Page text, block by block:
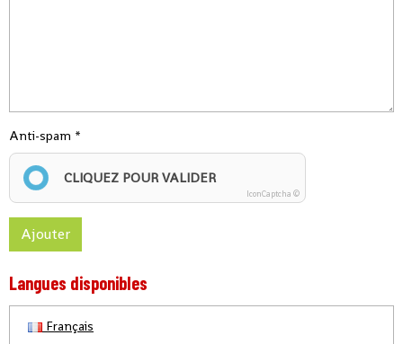
Anti-spam
CLIQUEZ POUR VALIDER
IconCaptcha ©
Ajouter
Langues disponibles
Français